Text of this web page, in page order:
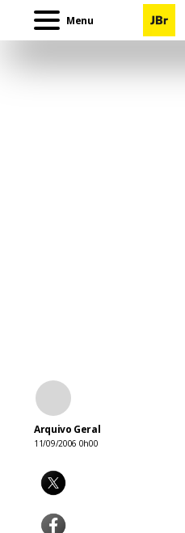
Menu
Arquivo Geral
11/09/2006 0h00